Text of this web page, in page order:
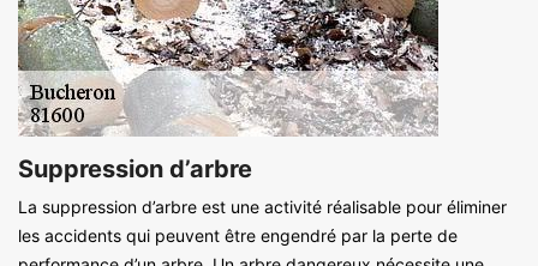
Suppression d’arbre
La suppression d’arbre est une activité réalisable pour éliminer
les accidents qui peuvent être engendré par la perte de